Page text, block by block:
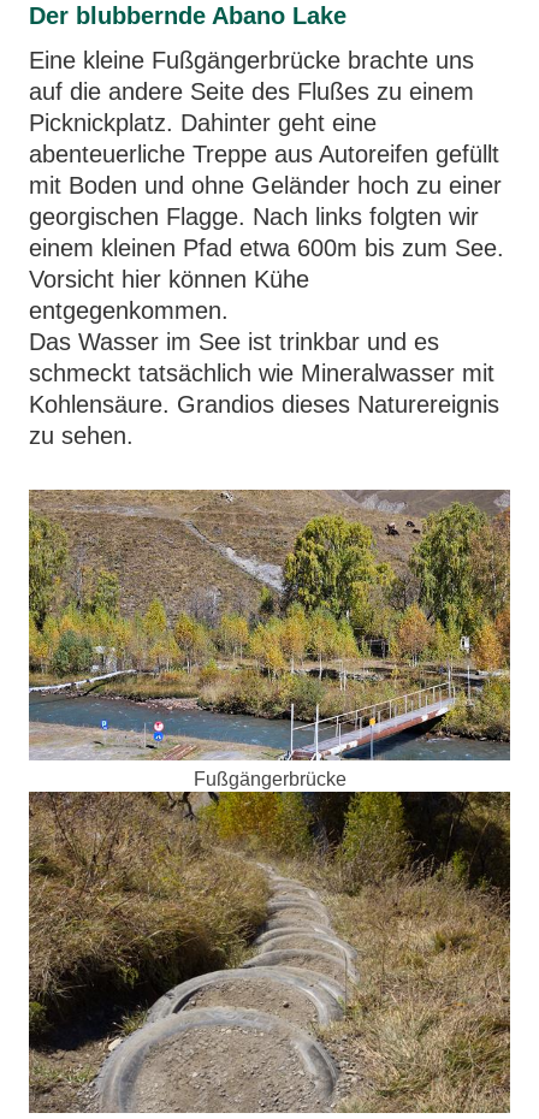
Der blubbernde Abano Lake
Eine kleine Fußgängerbrücke brachte uns
auf die andere Seite des Flußes zu einem
Picknickplatz. Dahinter geht eine
abenteuerliche Treppe aus Autoreifen gefüllt
mit Boden und ohne Geländer hoch zu einer
georgischen Flagge. Nach links folgten wir
einem kleinen Pfad etwa 600m bis zum See.
Vorsicht hier können Kühe
entgegenkommen.
Das Wasser im See ist trinkbar und es
schmeckt tatsächlich wie Mineralwasser mit
Kohlensäure. Grandios dieses Naturereignis
zu sehen.
Fußgängerbrücke